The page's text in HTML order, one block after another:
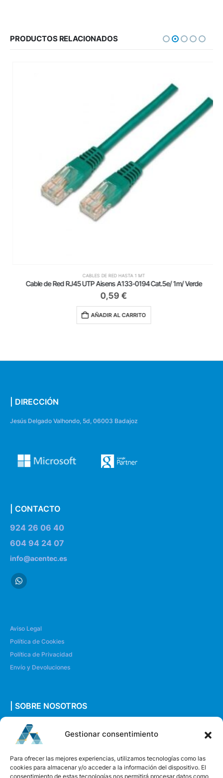
Gestionar consentimiento
Para ofrecer las mejores experiencias, utilizamos tecnologías como las
cookies para almacenar y/o acceder a la información del dispositivo. El
consentimiento de estas tecnologías nos permitirá procesar datos como
PRODUCTOS RELACIONADOS
CABLES DE RED HASTA 1 MT
Cable de Red RJ45 UTP Aisens A133-0194 Cat.5e/ 1m/ Verde
0,59 €
AÑADIR AL CARRITO
| DIRECCIÓN
Jesús Delgado Valhondo, 5d, 06003 Badajoz
| CONTACTO
924 26 06 40
604 94 24 07
info@acentec.es
Aviso Legal
Política de Cookies
Política de Privacidad
Envío y Devoluciones
| SOBRE NOSOTROS
Quiénes somos
Envíanos un mensaje